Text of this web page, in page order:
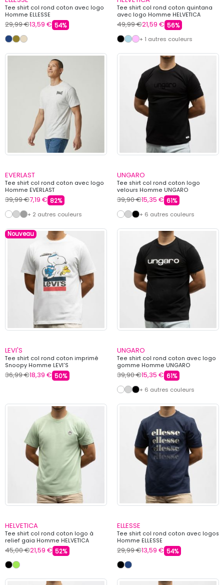
Tee shirt col rond coton avec logo
Homme ELLESSE
29,99 €13,59 € 54%
Tee shirt col rond coton quintana
avec logo Homme HELVETICA
49,99 €21,59 € 56%
+ 1 autres couleurs
EVERLAST
Tee shirt col rond coton avec logo
Homme EVERLAST
39,99 €7,19 € 82%
+ 2 autres couleurs
UNGARO
Tee shirt col rond coton logo
velours Homme UNGARO
39,90 €15,35 € 61%
+ 6 autres couleurs
Nouveau
LEVI'S
Tee shirt col rond coton imprimé
Snoopy Homme LEVI'S
36,99 €18,39 € 50%
UNGARO
Tee shirt col rond coton avec logo
gomme Homme UNGARO
39,90 €15,35 € 61%
+ 6 autres couleurs
HELVETICA
Tee shirt col rond coton logo à
relief gaia Homme HELVETICA
45,00 €21,59 € 52%
ELLESSE
Tee shirt col rond coton avec logos
Homme ELLESSE
29,99 €13,59 € 54%